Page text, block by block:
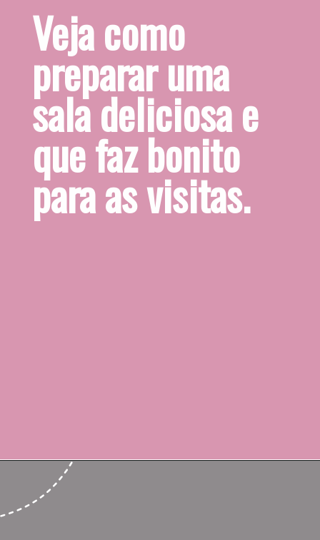
Veja como
preparar uma
sala deliciosa e
que faz bonito
para as visitas.